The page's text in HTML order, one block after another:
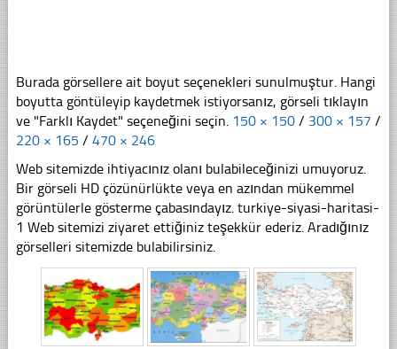
Burada görsellere ait boyut seçenekleri sunulmuştur. Hangi
boyutta göntüleyip kaydetmek istiyorsanız, görseli tıklayın
ve "Farklı Kaydet" seçeneğini seçin. 150 × 150 / 300 × 157 /
220 × 165 / 470 × 246
Web sitemizde ihtiyacınız olanı bulabileceğinizi umuyoruz.
Bir görseli HD çözünürlükte veya en azından mükemmel
görüntülerle gösterme çabasındayız. turkiye-siyasi-haritasi-
1 Web sitemizi ziyaret ettiğiniz teşekkür ederiz. Aradığınız
görselleri sitemizde bulabilirsiniz.